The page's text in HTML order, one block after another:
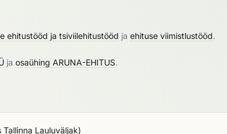
ehitustööd ja tsiviilehitustööd ja ehituse viimistlustööd.
ja osaühing ARUNA-EHITUS.
Tallinna Lauluväljak)